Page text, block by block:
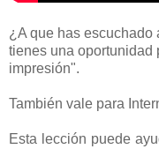
¿A que has
tienes una oportunidad
impresión".
También vale para
Esta lección puede